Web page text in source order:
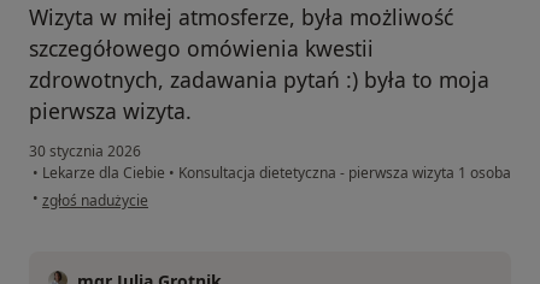
Wizyta w miłej atmosferze, była możliwość
szczegółowego omówienia kwestii
zdrowotnych, zadawania pytań :) była to moja
pierwsza wizyta.
30 stycznia 2026
• Lekarze dla Ciebie • Konsultacja dietetyczna - pierwsza wizyta 1 osoba
• w opinii użytkownika Miriam
zgłoś nadużycie